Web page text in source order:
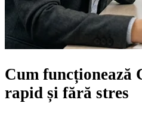
Cum funcționează
rapid și fără stres